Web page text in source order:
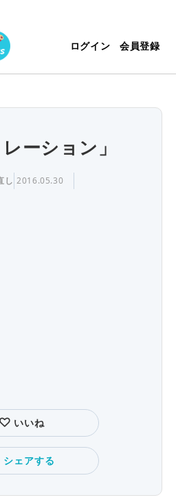
ログイン 会員登録
ーション」
し 2016.05.30
いいね
シェアする